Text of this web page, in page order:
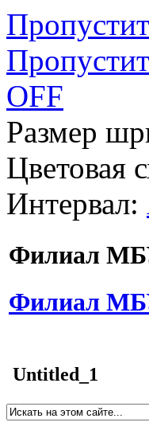
OFF
Размер
Цветовая
Интервал:
Филиал
Филиал
Untitled_1